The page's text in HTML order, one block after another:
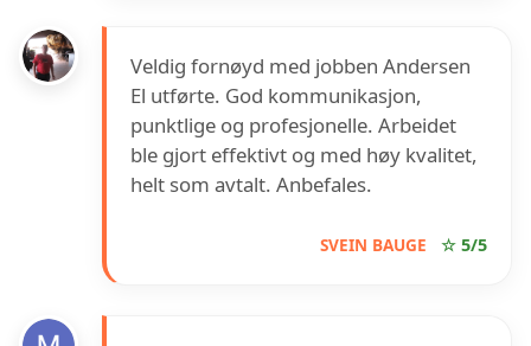
Veldig fornøyd med jobben Andersen
El utførte. God kommunikasjon,
punktlige og profesjonelle. Arbeidet
ble gjort effektivt og med høy kvalitet,
helt som avtalt. Anbefales.
SVEIN BAUGE ☆ 5/5